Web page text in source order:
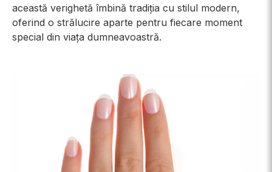
această verighetă îmbină tradiția cu stilul modern,
oferind o strălucire aparte pentru fiecare moment
special din viața dumneavoastră.